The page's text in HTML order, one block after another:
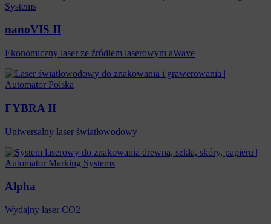
nanoVIS II
Ekonomiczny laser ze źródłem laserowym aWave
FYBRA II
Uniwersalny laser światłowodowy
Alpha
Wydajny laser CO2